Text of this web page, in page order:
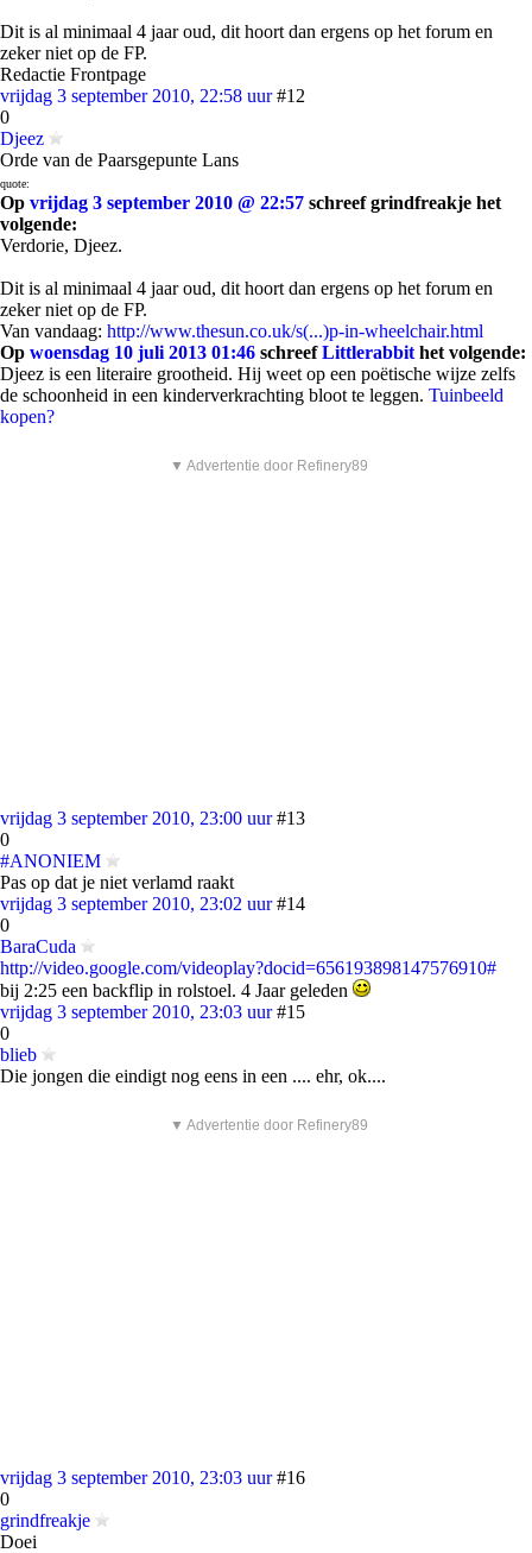
Dit is al minimaal 4 jaar oud, dit hoort dan ergens op het forum en
zeker niet op de FP.
Redactie Frontpage
vrijdag 3 september 2010, 22:58 uur #12
0
Djeez
Orde van de Paarsgepunte Lans
quote:
Op vrijdag 3 september 2010 @ 22:57 schreef grindfreakje het
volgende:
Verdorie, Djeez.
Dit is al minimaal 4 jaar oud, dit hoort dan ergens op het forum en
zeker niet op de FP.
Van vandaag: http://www.thesun.co.uk/s(...)p-in-wheelchair.html
Op woensdag 10 juli 2013 01:46 schreefLittlerabbit het volgende:
Djeez is een literaire grootheid. Hij weet op een poëtische wijze zelfs
de schoonheid in een kinderverkrachting bloot te leggen. Tuinbeeld
kopen?
▼ Advertentie door Refinery89
vrijdag 3 september 2010, 23:00 uur #13
0
#ANONIEM
Pas op dat je niet verlamd raakt
vrijdag 3 september 2010, 23:02 uur #14
0
BaraCuda
http://video.google.com/videoplay?docid=656193898147576910#
bij 2:25 een backflip in rolstoel. 4 Jaar geleden
vrijdag 3 september 2010, 23:03 uur #15
0
blieb
Die jongen die eindigt nog eens in een .... ehr, ok....
▼ Advertentie door Refinery89
vrijdag 3 september 2010, 23:03 uur #16
0
grindfreakje
Doei